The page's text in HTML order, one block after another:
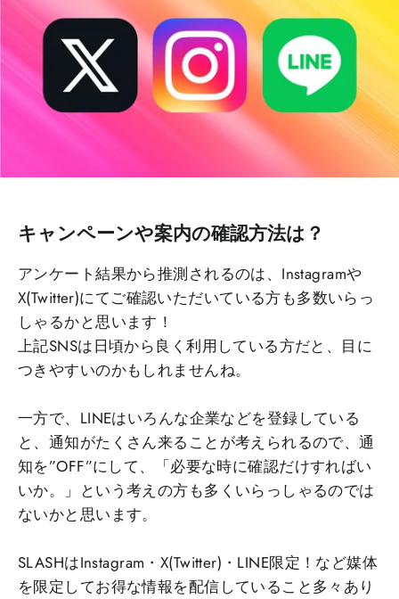
キャンペーンや案内の確認方法は？
アンケート結果から推測されるのは、Instagramや
X(Twitter)にてご確認いただいている方も多数いらっ
しゃるかと思います！
上記SNSは日頃から良く利用している方だと、目に
つきやすいのかもしれませんね。
一方で、LINEはいろんな企業などを登録している
と、通知がたくさん来ることが考えられるので、通
知を”OFF”にして、「必要な時に確認だけすればい
いか。」という考えの方も多くいらっしゃるのでは
ないかと思います。
SLASHはInstagram・X(Twitter)・LINE限定！など媒体
を限定してお得な情報を配信していること多々あり